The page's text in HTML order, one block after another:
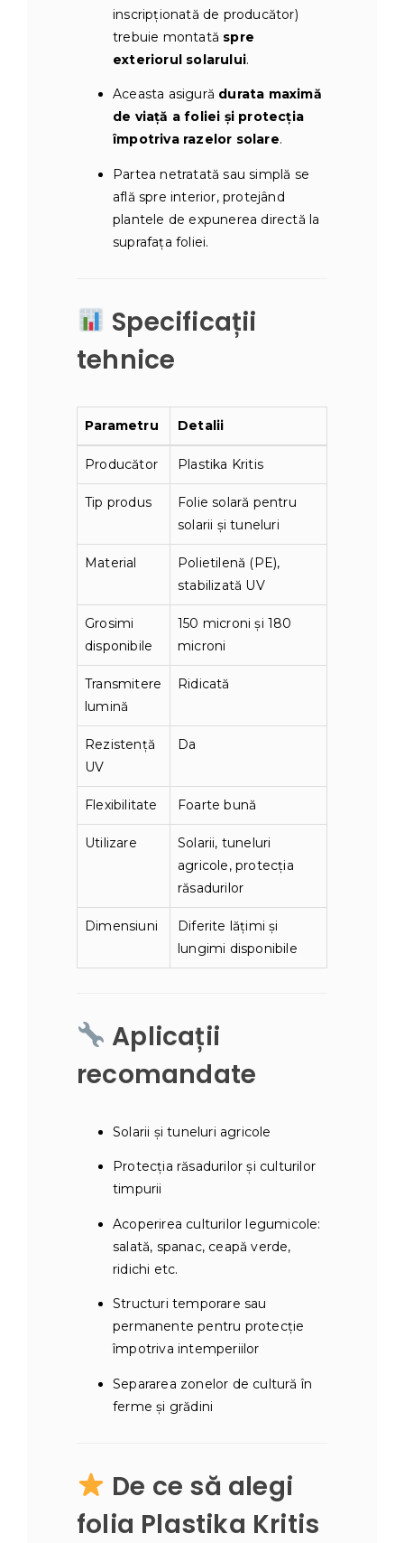
inscripționată de producător)
trebuie montată spre
exteriorul solarului.
Aceasta asigură durata maximă
de viață a foliei și protecția
împotriva razelor solare.
Partea netratată sau simplă se
află spre interior, protejând
plantele de expunerea directă la
suprafața foliei.
Specificații
tehnice
Parametru Detalii
Producător Plastika Kritis
Tip produs
Folie solară pentru
solarii și tuneluri
Material
Polietilenă (PE),
stabilizată UV
Grosimi
disponibile
150 microni și 180
microni
Transmitere
lumină
Ridicată
Rezistență
UV
Da
Flexibilitate Foarte bună
Utilizare
Solarii, tuneluri
agricole, protecția
răsadurilor
Dimensiuni
Diferite lățimi și
lungimi disponibile
Aplicații
recomandate
Solarii și tuneluri agricole
Protecția răsadurilor și culturilor
timpurii
Acoperirea culturilor legumicole:
salată, spanac, ceapă verde,
ridichi etc.
Structuri temporare sau
permanente pentru protecție
împotriva intemperiilor
Separarea zonelor de cultură în
ferme și grădini
De ce să alegi
folia Plastika Kritis